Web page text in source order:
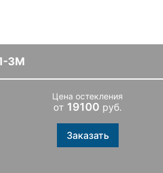
3М
Цена остекления
от 19100 руб.
Заказать